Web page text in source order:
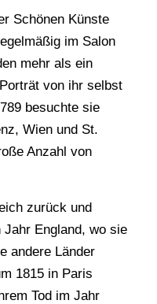
Schönen Künste
im Salon
mehr als ein
von ihr selbst
besuchte sie
Wien und St.
Anzahl von
zurück und
Jahr England, wo sie
andere Länder
1815 in Paris
Tod im Jahr